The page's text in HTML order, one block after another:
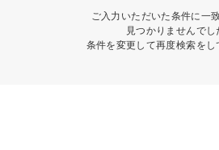
ご入力いただいた条件に一
見つかりませんでし
条件を変更して再度検索をし